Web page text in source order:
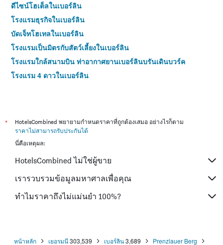
ดีไซน์โฮเต็ลในเบอร์ลิน
โรงแรมธุรกิจในเบอร์ลิน
บัดเจ็ทโฮเทลในเบอร์ลิน
โรงแรมเป็นมิตรกับสัตว์เลี้ยงในเบอร์ลิน
โรงแรมใกล้สนามบิน ท่าอากาศยานเบอร์ลินบรันเดินบวร์ค
โรงแรม 4 ดาวในเบอร์ลิน
*
HotelsCombined พยายามกำหนดราคาที่ถูกต้องเสมอ อย่างไรก็ตาม
ราคาไม่สามารถรับประกันได้
นี่คือเหตุผล:
HotelsCombined ไม่ใช่ผู้ขาย
เรารวบรวมข้อมูลมหาศาลเพื่อคุณ
ทำไมราคาถึงไม่แม่นยำ 100%?
หน้าหลัก เยอรมนี303,539 เบอร์ลิน3,689 Prenzlauer Berg